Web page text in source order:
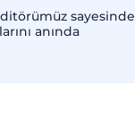
sayesinde
anında